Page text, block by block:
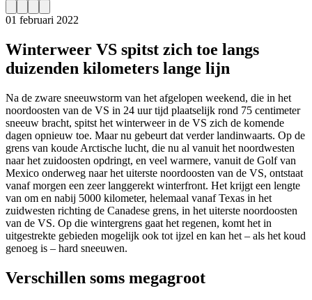
01 februari 2022
Winterweer VS spitst zich toe langs
duizenden kilometers lange lijn
Na de zware sneeuwstorm van het afgelopen weekend, die in het
noordoosten van de VS in 24 uur tijd plaatselijk rond 75 centimeter
sneeuw bracht, spitst het winterweer in de VS zich de komende
dagen opnieuw toe. Maar nu gebeurt dat verder landinwaarts. Op de
grens van koude Arctische lucht, die nu al vanuit het noordwesten
naar het zuidoosten opdringt, en veel warmere, vanuit de Golf van
Mexico onderweg naar het uiterste noordoosten van de VS, ontstaat
vanaf morgen een zeer langgerekt winterfront. Het krijgt een lengte
van om en nabij 5000 kilometer, helemaal vanaf Texas in het
zuidwesten richting de Canadese grens, in het uiterste noordoosten
van de VS. Op die wintergrens gaat het regenen, komt het in
uitgestrekte gebieden mogelijk ook tot ijzel en kan het – als het koud
genoeg is – hard sneeuwen.
Verschillen soms megagroot